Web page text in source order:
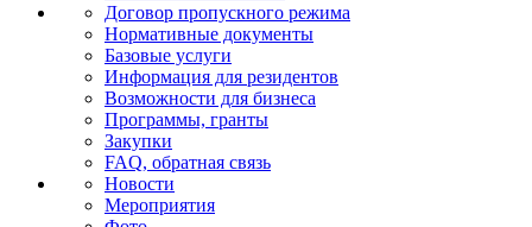
Договор пропускного режима
Нормативные документы
Базовые услуги
Информация для резидентов
Возможности для бизнеса
Программы, гранты
Закупки
FAQ, обратная связь
Новости
Мероприятия